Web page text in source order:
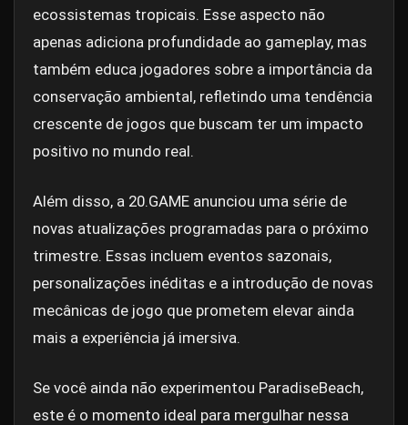
ecossistemas tropicais. Esse aspecto não
apenas adiciona profundidade ao gameplay, mas
também educa jogadores sobre a importância da
conservação ambiental, refletindo uma tendência
crescente de jogos que buscam ter um impacto
positivo no mundo real.
Além disso, a 20.GAME anunciou uma série de
novas atualizações programadas para o próximo
trimestre. Essas incluem eventos sazonais,
personalizações inéditas e a introdução de novas
mecânicas de jogo que prometem elevar ainda
mais a experiência já imersiva.
Se você ainda não experimentou ParadiseBeach,
este é o momento ideal para mergulhar nessa